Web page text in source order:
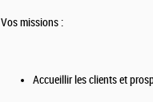
Vos missions :
Accueillir les clients et